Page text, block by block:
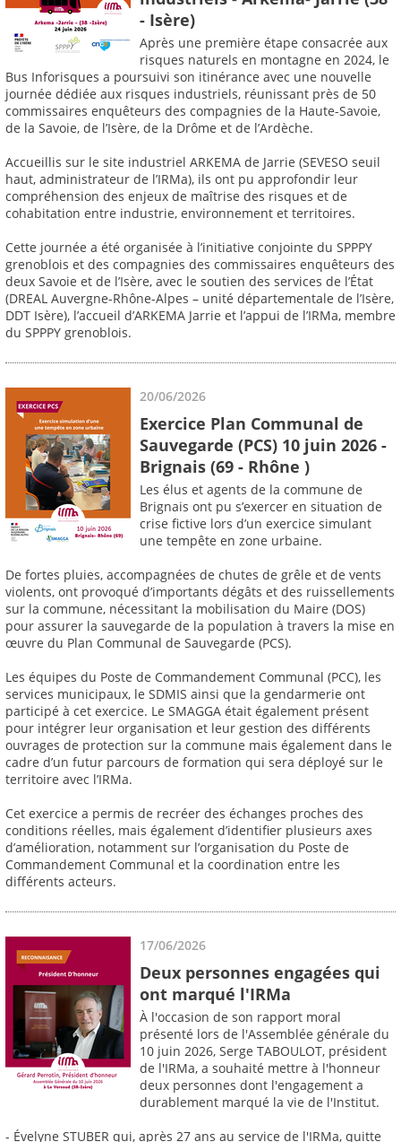
- Isère)
Après une première étape consacrée aux
risques naturels en montagne en 2024, le
Bus Inforisques a poursuivi son itinérance avec une nouvelle
journée dédiée aux risques industriels, réunissant près de 50
commissaires enquêteurs des compagnies de la Haute-Savoie,
de la Savoie, de l’Isère, de la Drôme et de l’Ardèche.
Accueillis sur le site industriel ARKEMA de Jarrie (SEVESO seuil
haut, administrateur de l’IRMa), ils ont pu approfondir leur
compréhension des enjeux de maîtrise des risques et de
cohabitation entre industrie, environnement et territoires.
Cette journée a été organisée à l’initiative conjointe du SPPPY
grenoblois et des compagnies des commissaires enquêteurs des
deux Savoie et de l’Isère, avec le soutien des services de l’État
(DREAL Auvergne-Rhône-Alpes – unité départementale de l’Isère,
DDT Isère), l’accueil d’ARKEMA Jarrie et l’appui de l’IRMa, membre
du SPPPY grenoblois.
20/06/2026
Exercice Plan Communal de
Sauvegarde (PCS) 10 juin 2026 -
Brignais (69 - Rhône )
Les élus et agents de la commune de
Brignais ont pu s’exercer en situation de
crise fictive lors d’un exercice simulant
une tempête en zone urbaine.
De fortes pluies, accompagnées de chutes de grêle et de vents
violents, ont provoqué d’importants dégâts et des ruissellements
sur la commune, nécessitant la mobilisation du Maire (DOS)
pour assurer la sauvegarde de la population à travers la mise en
œuvre du Plan Communal de Sauvegarde (PCS).
Les équipes du Poste de Commandement Communal (PCC), les
services municipaux, le SDMIS ainsi que la gendarmerie ont
participé à cet exercice. Le SMAGGA était également présent
pour intégrer leur organisation et leur gestion des différents
ouvrages de protection sur la commune mais également dans le
cadre d’un futur parcours de formation qui sera déployé sur le
territoire avec l’IRMa.
Cet exercice a permis de recréer des échanges proches des
conditions réelles, mais également d’identifier plusieurs axes
d’amélioration, notamment sur l’organisation du Poste de
Commandement Communal et la coordination entre les
différents acteurs.
17/06/2026
Deux personnes engagées qui
ont marqué l'IRMa
À l'occasion de son rapport moral
présenté lors de l'Assemblée générale du
10 juin 2026, Serge TABOULOT, président
de l'IRMa, a souhaité mettre à l'honneur
deux personnes dont l'engagement a
durablement marqué la vie de l'Institut.
- Évelyne STUBER qui, après 27 ans au service de l'IRMa, quitte